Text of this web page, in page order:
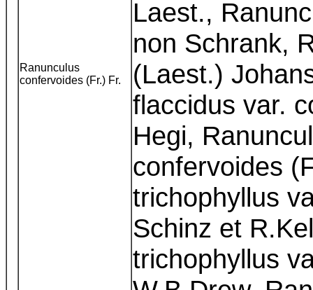
Ranunculus
confervoides (Fr.) Fr.
Laest.,
non Schrank,
(Laest.)
flaccidus var.
Hegi,
confervoides
trichophyllus
Schinz et
trichophyllus